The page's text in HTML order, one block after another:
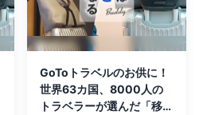
GoToトラベルのお供に！
世界63カ国、8000人の
トラベラーが選んだ「移動